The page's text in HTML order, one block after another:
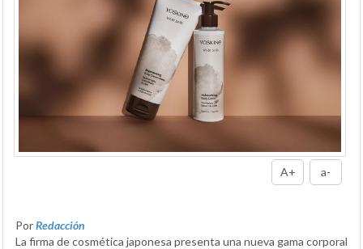
A+ a-
PorRedacción
La firma de cosmética japonesa presenta una nueva gama corporal